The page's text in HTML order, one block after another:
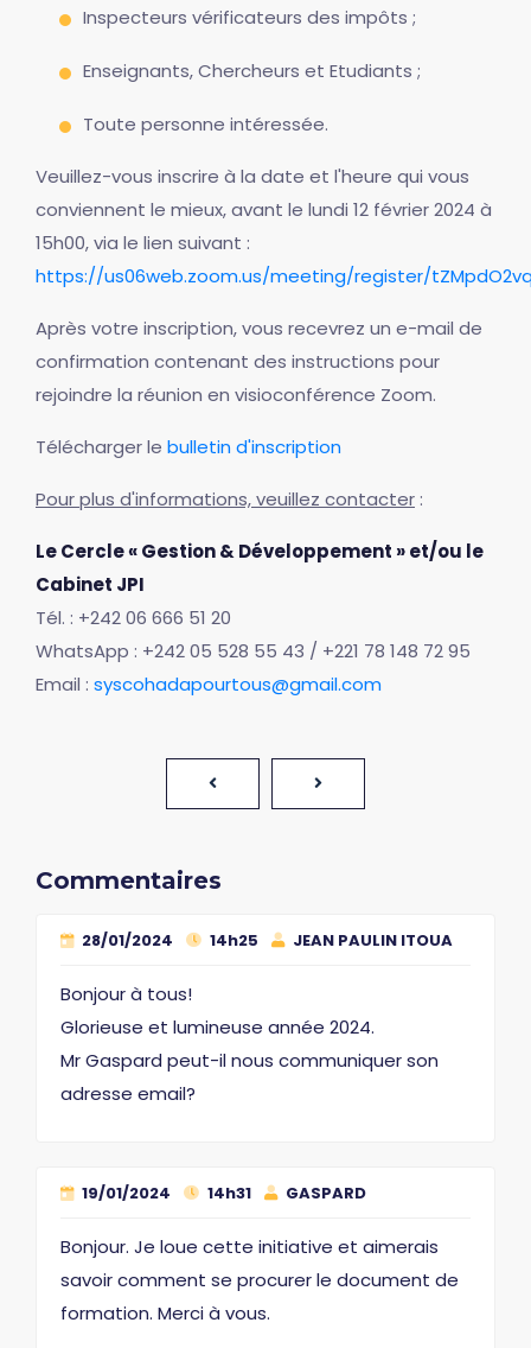
Inspecteurs vérificateurs des impôts ;
Enseignants, Chercheurs et Etudiants ;
Toute personne intéressée.
Veuillez-vous inscrire à la date et l'heure qui vous
conviennent le mieux, avant le lundi 12 février 2024 à
15h00, via le lien suivant :
https://us06web.zoom.us/meeting/register/
Après votre inscription, vous recevrez un e-mail de
confirmation contenant des instructions pour
rejoindre la réunion en visioconférence Zoom.
Télécharger le bulletin d'inscription
Pour plus d'informations, veuillez contacter :
Le Cercle « Gestion & Développement » et/ou le
Cabinet JPI
Tél. : +242 06 666 51 20
WhatsApp : +242 05 528 55 43 / +221 78 148 72 95
Email : syscohadapourtous@gmail.com
Commentaires
28/01/2024 14h25 JEAN PAULIN ITOUA
Bonjour à tous!
Glorieuse et lumineuse année 2024.
Mr Gaspard peut-il nous communiquer son
adresse email?
19/01/2024 14h31 GASPARD
Bonjour. Je loue cette initiative et aimerais
savoir comment se procurer le document de
formation. Merci à vous.